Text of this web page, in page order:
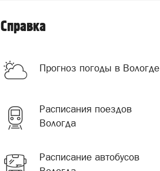
Справка
Прогноз погоды в Вологде
Расписания поездов
Вологда
Расписание автобусов